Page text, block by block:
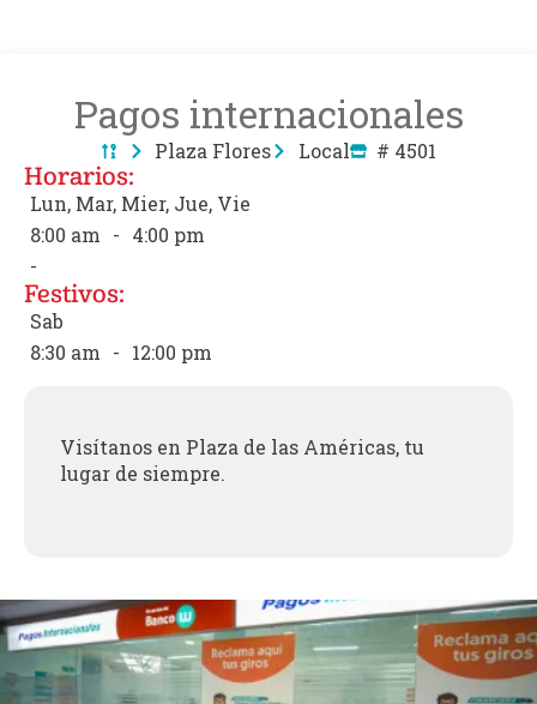
Pagos internacionales
Plaza Flores Local # 4501
Horarios:
Lun, Mar, Mier, Jue, Vie
8:00 am - 4:00 pm
-
Festivos:
Sab
8:30 am - 12:00 pm
Visítanos en Plaza de las Américas, tu
lugar de siempre.